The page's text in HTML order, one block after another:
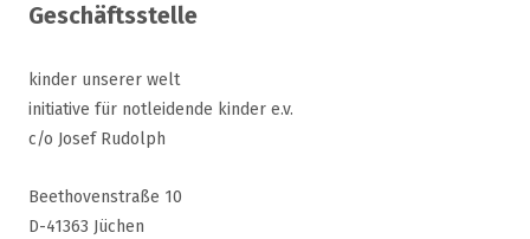
Geschäftsstelle
kinder unserer welt
initiative für notleidende kinder e.v.
c/o Josef Rudolph
Beethovenstraße 10
D-41363 Jüchen